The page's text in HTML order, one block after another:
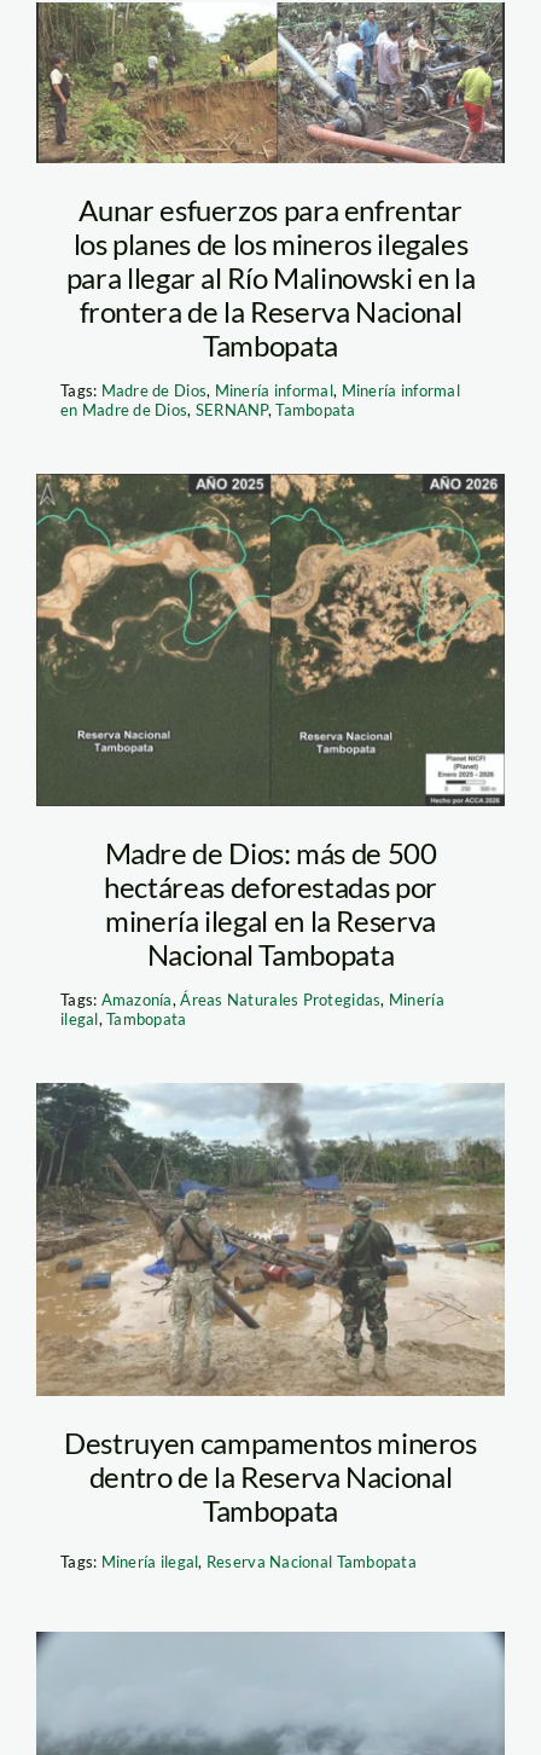
tambopata_sernanp
Aunar esfuerzos para enfrentar
los planes de los mineros ilegales
para llegar al Río Malinowski en la
frontera de la Reserva Nacional
Tambopata
Tags: Madre de Dios, Minería informal, Minería informal
en Madre de Dios, SERNANP,Tambopata
Mineria en Tambopata
– ACCA
Madre de Dios: más de 500
hectáreas deforestadas por
minería ilegal en la Reserva
Nacional Tambopata
Tags: Amazonía,Áreas Naturales Protegidas, Minería
ilegal,Tambopata
minería-tambopata—
sernanp1
Destruyen campamentos mineros
dentro de la Reserva Nacional
Tambopata
Tags: Minería ilegal, Reserva Nacional Tambopata
mineria-en-